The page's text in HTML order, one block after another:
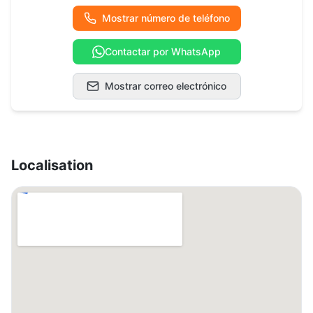
Mostrar número de teléfono
Contactar por WhatsApp
Mostrar correo electrónico
Localisation